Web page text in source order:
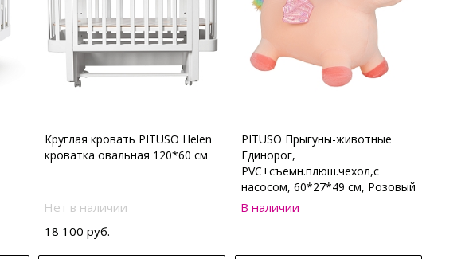
Круглая кровать PITUSO Helen
кроватка овальная 120*60 см
Нет в наличии
18 100 руб.
PITUSO Прыгуны-животные
Единорог,
PVC+съемн.плюш.чехол,с
насосом, 60*27*49 см, Розовый
В наличии